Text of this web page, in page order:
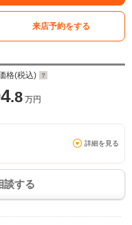
来店予約をする
格(税込)
.8 万円
詳細を見る
談する